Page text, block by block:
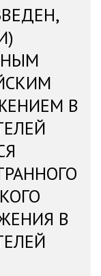
В
В